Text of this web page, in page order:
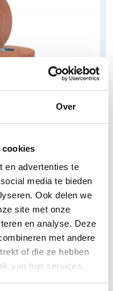
Over
cookies
en advertenties te
media te bieden
Ook delen we
site met onze
en analyse. Deze
met andere
of die ze hebben
van hun services.
een onderdeel van
Het wordt ingezet
gedurende het
de belasting op
Bovendien kan het
te corrigeren door
positie te houden.